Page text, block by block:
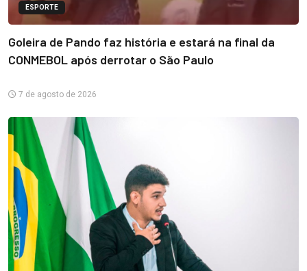
ESPORTE
Goleira de Pando faz história e estará na final da
CONMEBOL após derrotar o São Paulo
7 de agosto de 2026